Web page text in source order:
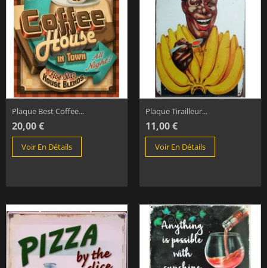
Plaque Best Coffee...
20,00 €
Voir En Détails
Plaque Tirailleur...
11,00 €
Voir En Détails